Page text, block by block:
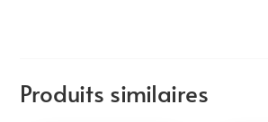
Produits similaires